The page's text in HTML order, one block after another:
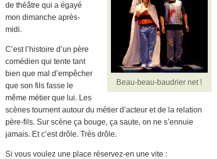
Beau-beau-baudrier net !
de théâtre qui a égayé
mon dimanche après-
midi.
C’est l’histoire d’un père
comédien qui tente tant
bien que mal d’empêcher
que son fils fasse le
même métier que lui. Les
scènes tournent autour du métier d’acteur et de la relation
père-fils. Sur scène ça bouge, ça saute, on ne s’ennuie
jamais. Et c’est drôle. Très drôle.
Si vous voulez une place réservez-en une vite :